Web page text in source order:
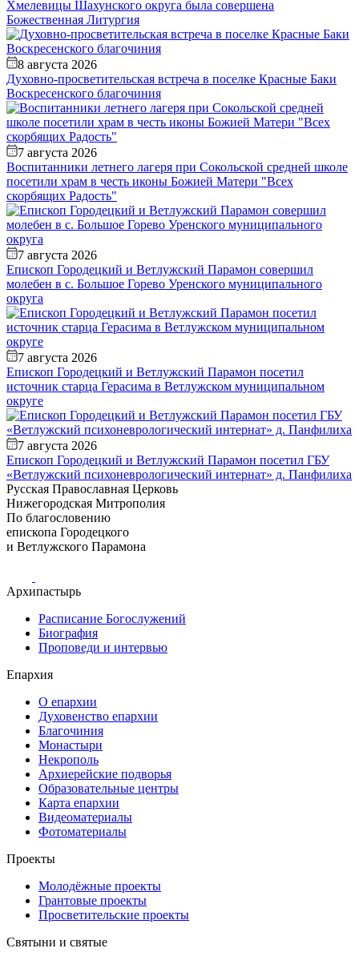
Хмелевицы Шахунского округа была совершена
Божественная Литургия
8 августа 2026
Духовно-просветительская встреча в поселке Красные Баки
Воскресенского благочиния
7 августа 2026
Воспитанники летнего лагеря при Сокольской средней школе
посетили храм в честь иконы Божией Матери "Всех
скорбящих Радость"
7 августа 2026
Епископ Городецкий и Ветлужский Парамон совершил
молебен в с. Большое Горево Уренского муниципального
округа
7 августа 2026
Епископ Городецкий и Ветлужский Парамон посетил
источник старца Герасима в Ветлужском муниципальном
округе
7 августа 2026
Епископ Городецкий и Ветлужский Парамон посетил ГБУ
«Ветлужский психоневрологический интернат» д. Панфилиха
Русская Православная Церковь
Нижегородская Митрополия
По благословению
епископа Городецкого
и Ветлужского Парамона
Архипастырь
Расписание Богослужений
Биография
Проповеди и интервью
Епархия
О епархии
Духовенство епархии
Благочиния
Монастыри
Некрополь
Архиерейские подворья
Образовательные центры
Карта епархии
Видеоматериалы
Фотоматериалы
Проекты
Молодёжные проекты
Грантовые проекты
Просветительские проекты
Святыни и святые